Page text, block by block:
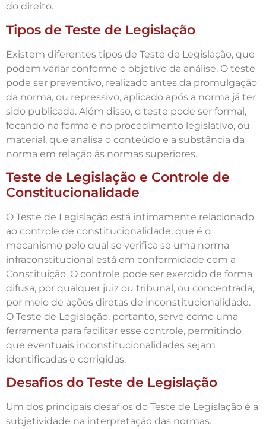
do direito.
Tipos de Teste de Legislação
Existem diferentes tipos de Teste de Legislação, que
podem variar conforme o objetivo da análise. O teste
pode ser preventivo, realizado antes da promulgação
da norma, ou repressivo, aplicado após a norma já ter
sido publicada. Além disso, o teste pode ser formal,
focando na forma e no procedimento legislativo, ou
material, que analisa o conteúdo e a substância da
norma em relação às normas superiores.
Teste de Legislação e Controle de
Constitucionalidade
O Teste de Legislação está intimamente relacionado
ao controle de constitucionalidade, que é o
mecanismo pelo qual se verifica se uma norma
infraconstitucional está em conformidade com a
Constituição. O controle pode ser exercido de forma
difusa, por qualquer juiz ou tribunal, ou concentrada,
por meio de ações diretas de inconstitucionalidade.
O Teste de Legislação, portanto, serve como uma
ferramenta para facilitar esse controle, permitindo
que eventuais inconstitucionalidades sejam
identificadas e corrigidas.
Desafios do Teste de Legislação
Um dos principais desafios do Teste de Legislação é a
subjetividade na interpretação das normas.